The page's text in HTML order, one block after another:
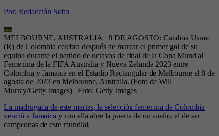
Por: Redacción Soho
MELBOURNE, AUSTRALIA - 8 DE AGOSTO: Catalina Usme
(R) de Colombia celebra después de marcar el primer gol de su
equipo durante el partido de octavos de final de la Copa Mundial
Femenina de la FIFA Australia y Nueva Zelanda 2023 entre
Colombia y Jamaica en el Estadio Rectangular de Melbourne el 8 de
agosto de 2023 en Melbourne, Australia. (Foto de Will
Murray/Getty Images) | Foto: Getty Images
La madrugada de este martes, la selección femenina de Colombia
venció a Jamaica y con ella abre la puerta de un sueño, el de ser
campeonas de este mundial.